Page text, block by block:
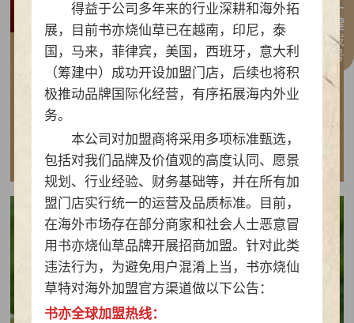
一键拨号
2026-07-30
做实亲民茶饮！书亦烧仙草以“有料品类之王”拿
下2026新茶饮TOP10
查看详情
得益于公司多年来的行业深耕和海外拓
展，目前书亦烧仙草已在越南，印尼，泰
国，马来，菲律宾，美国，西班牙，意大利
（筹建中）成功开设加盟门店，后续也将积
极推动品牌国际化经营，有序拓展海内外业
务。
本公司对加盟商将采用多项标准甄选，
包括对我们品牌及价值观的高度认同、愿景
规划、行业经验、财务基础等，并在所有加
盟门店实行统一的运营及品质标准。目前，
在海外市场存在部分商家和社会人士恶意冒
用书亦烧仙草品牌开展招商加盟。针对此类
违法行为，为避免用户混淆上当，书亦烧仙
草特对海外加盟官方渠道做以下公告：
书亦全球加盟热线：